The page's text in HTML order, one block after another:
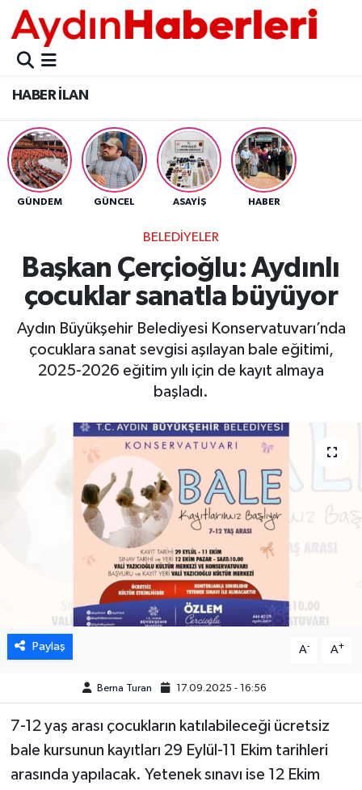
HABER İLAN
GÜNDEM GÜNCEL ASAYİŞ HABER
BELEDİYELER
Başkan Çerçioğlu: Aydınlı
çocuklar sanatla büyüyor
Aydın Büyükşehir Belediyesi Konservatuvarı’nda
çocuklara sanat sevgisi aşılayan bale eğitimi,
2025-2026 eğitim yılı için de kayıt almaya
başladı.
Paylaş A- A+
Berna Turan 17.09.2025 - 16:56
7-12 yaş arası çocukların katılabileceği ücretsiz
bale kursunun kayıtları 29 Eylül-11 Ekim tarihleri
arasında yapılacak. Yetenek sınavı ise 12 Ekim
GÜNCEL
POLİTİKA
BELEDİYELER
ASAYİŞ
BÜLTEN
ÇEVRE
DIŞ
EĞİTİM
EKOLOJİ VE ÇEVRE
BİLİM VE TEKNOLOJİ
GÜNDEM
HABERDE İNSAN
KÜLTÜR SANAT
Aydın Nöbetçi Eczaneler
Aydın Hava Durumu
Aydin Namaz Vakitleri
Aydın Trafik Yoğunluk Haritası
Tüm Manşetler
Son Dakika Haberleri
Haber Arşivi